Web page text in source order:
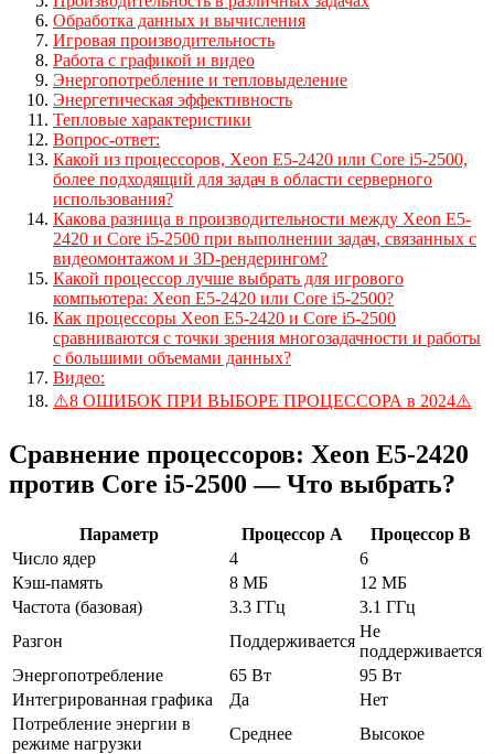
Обработка данных и вычисления
Игровая производительность
Работа с графикой и видео
Энергопотребление и тепловыделение
Энергетическая эффективность
Тепловые характеристики
Вопрос-ответ:
Какой из процессоров, Xeon E5-2420 или Core i5-2500,
более подходящий для задач в области серверного
использования?
Какова разница в производительности между Xeon E5-
2420 и Core i5-2500 при выполнении задач, связанных с
видеомонтажом и 3D-рендерингом?
Какой процессор лучше выбрать для игрового
компьютера: Xeon E5-2420 или Core i5-2500?
Как процессоры Xeon E5-2420 и Core i5-2500
сравниваются с точки зрения многозадачности и работы
с большими объемами данных?
Видео:
⚠️8 ОШИБОК ПРИ ВЫБОРЕ ПРОЦЕССОРА в 2024⚠️
Сравнение процессоров: Xeon E5-2420
против Core i5-2500 — Что выбрать?
Параметр Процессор A
Процессор B
Число ядер
4
6
Кэш-память
8 МБ
12 МБ
Частота (базовая)
3.3 ГГц
3.1 ГГц
Разгон
Поддерживается
Не
поддерживается
Энергопотребление
65 Вт
95 Вт
Интегрированная графика
Да
Нет
Потребление энергии в
режиме нагрузки
Среднее Высокое